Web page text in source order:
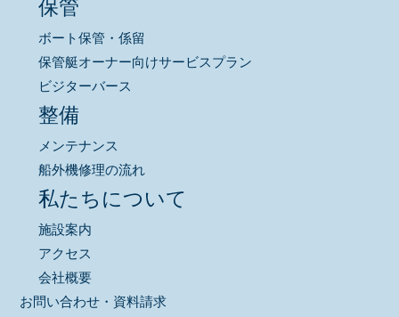
保管
ボート保管・係留
保管艇オーナー向けサービスプラン
ビジターバース
整備
メンテナンス
船外機修理の流れ
私たちについて
施設案内
アクセス
会社概要
お問い合わせ・資料請求